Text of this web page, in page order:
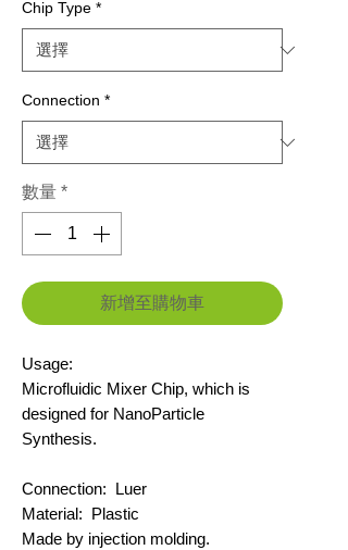
Chip Type *
Connection *
數量 *
新增至購物車
Usage:
Microfluidic Mixer Chip, which is
designed for NanoParticle
Synthesis.
Connection: Luer
Material: Plastic
Made by injection molding.